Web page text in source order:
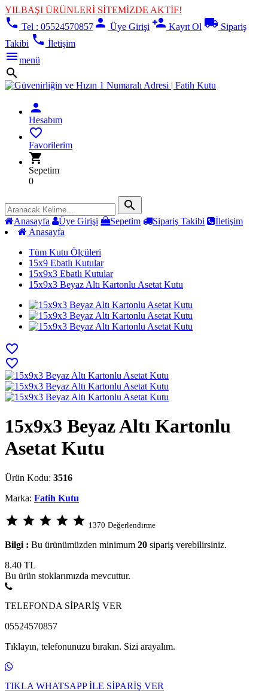
YILBAŞI ÜRÜNLERİ SİTEMİZDE AKTİF!
phone Tel : 05524570857 person Üye Girişi person_add Kayıt Ol local_shipping Sipariş
Takibi phone İletişim
menumenü
search
person
Hesabım
favorite_border
Favorilerim
shopping_cart
Sepetim
0
search
Anasayfa Üye Girişi Sepetim Sipariş Takibi
İletişim
Anasayfa
Tüm Kutu Ölçüleri
15x9 Ebatlı Kutular
15x9x3 Ebatlı Kutular
15x9x3 Beyaz Altı Kartonlu Asetat Kutu
favorite_border
favorite_border
15x9x3 Beyaz Altı Kartonlu
Asetat Kutu
Ürün Kodu: 3516
Marka: Fatih Kutu
star star star star star 1370 Değerlendirme
Bilgi : Bu ürünümüzden minimum 20 sipariş verebilirsiniz.
8.40 TL
Bu ürün stoklarımızda mevcuttur.
TELEFONDA SİPARİŞ VER
05524570857
Tıklayın, telefonunuzu bırakın. Sizi arayalım.
TIKLA WHATSAPP İLE SİPARİŞ VER